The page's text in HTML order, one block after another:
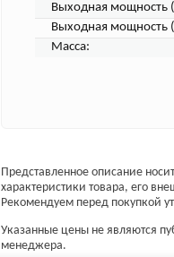
Выходная мощность
Выходная мощность
Масса:
Представленное описание
характеристики товара, его
Рекомендуем перед покупкой
Указанные цены не являются
менеджера.